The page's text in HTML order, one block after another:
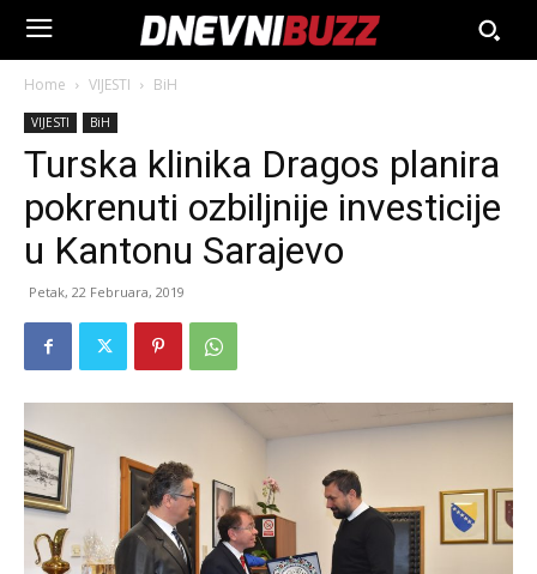
Home VIJESTI BiH
VIJESTI BiH
Turska klinika Dragos planira
pokrenuti ozbiljnije investicije
u Kantonu Sarajevo
Petak, 22 Februara, 2019